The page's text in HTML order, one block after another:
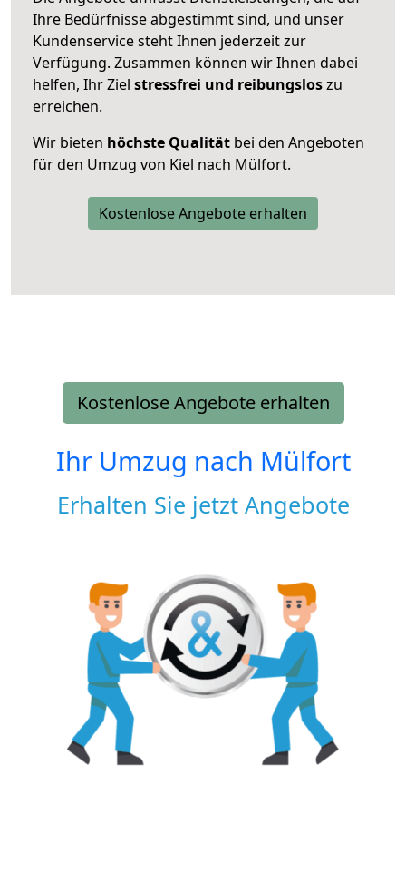
Ihre Bedürfnisse abgestimmt sind, und unser
Kundenservice steht Ihnen jederzeit zur
Verfügung. Zusammen können wir Ihnen dabei
helfen, Ihr Ziel stressfrei und reibungsloszu
erreichen.
Wir bieten höchste Qualität bei den Angeboten
für den Umzug von Kiel nach Mülfort.
Kostenlose Angebote erhalten
Kostenlose Angebote erhalten
Ihr Umzug nach Mülfort
Erhalten Sie jetzt Angebote